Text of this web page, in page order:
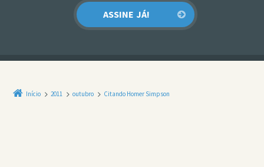
Início 2011 outubro Citando Homer Simpson